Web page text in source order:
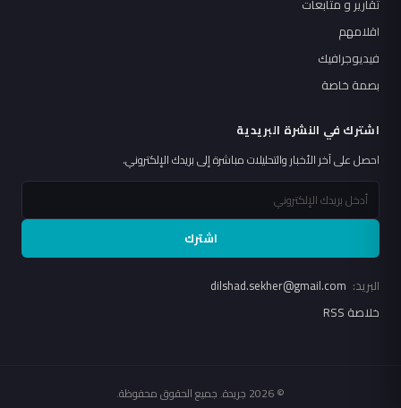
اقلامهم
فيديوجرافيك
بصمة خاصة
اشترك في النشرة البريدية
احصل على آخر الأخبار والتحليلات مباشرة إلى بريدك الإلكتروني.
اشترك
البريد:
خلاصة RSS
© 2026 جريدة. جميع الحقوق محفوظة.